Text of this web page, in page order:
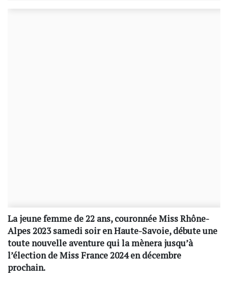
La jeune femme de 22 ans, couronnée Miss Rhône-
Alpes 2023 samedi soir en Haute-Savoie, débute une
toute nouvelle aventure qui la mènera jusqu’à
l’élection de Miss France 2024 en décembre
prochain.